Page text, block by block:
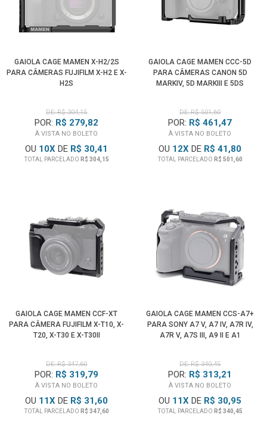
GAIOLA CAGE MAMEN X-H2/2S
PARA CÂMERAS FUJIFILM X-H2 E X-
H2S
DE: R$ 304,15
POR: R$ 279,82
À VISTA NO BOLETO
OU 10X DE R$ 30,41
TOTAL PARCELADO R$ 304,15
GAIOLA CAGE MAMEN CCC-5D
PARA CÂMERAS CANON 5D
MARKIV, 5D MARKIII E 5DS
DE: R$ 501,60
POR: R$ 461,47
À VISTA NO BOLETO
OU 12X DE R$ 41,80
TOTAL PARCELADO R$ 501,60
GAIOLA CAGE MAMEN CCF-XT
PARA CÂMERA FUJIFILM X-T10, X-
T20, X-T30 E X-T30II
DE: R$ 347,60
POR: R$ 319,79
À VISTA NO BOLETO
OU 11X DE R$ 31,60
TOTAL PARCELADO R$ 347,60
GAIOLA CAGE MAMEN CCS-A7+
PARA SONY A7 V, A7 IV, A7R IV,
A7R V, A7S III, A9 II E A1
DE: R$ 340,45
POR: R$ 313,21
À VISTA NO BOLETO
OU 11X DE R$ 30,95
TOTAL PARCELADO R$ 340,45